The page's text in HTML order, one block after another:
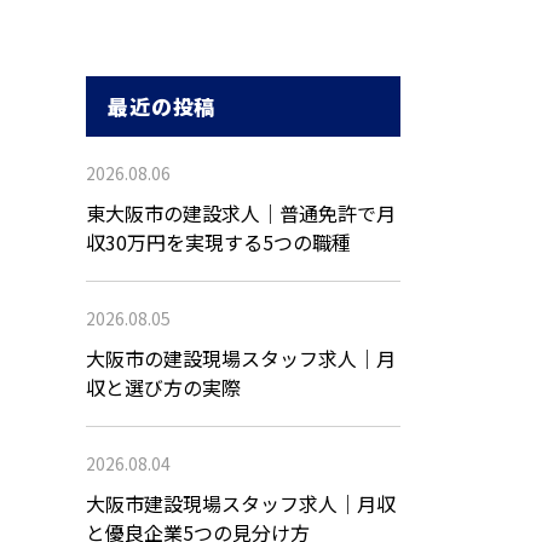
最近の投稿
2026.08.06
東大阪市の建設求人｜普通免許で月
収30万円を実現する5つの職種
2026.08.05
大阪市の建設現場スタッフ求人｜月
収と選び方の実際
2026.08.04
大阪市建設現場スタッフ求人｜月収
と優良企業5つの見分け方